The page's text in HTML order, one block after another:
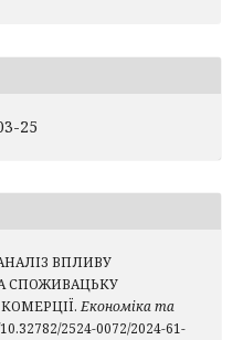
25
ВПЛИВУ
СПОЖИВАЦЬКУ
Економіка та
2524-0072/2024-61-